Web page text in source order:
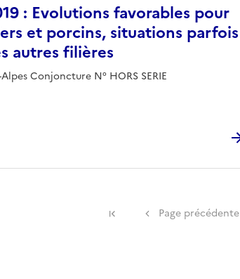
: Evolutions favorables pour
et porcins, situations parfois
autres filières
Conjoncture N° HORS SERIE
Première page
Page précédente